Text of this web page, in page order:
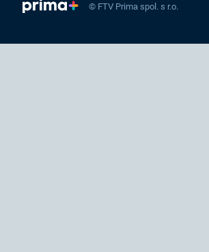
© FTV Prima spol. s r.o.